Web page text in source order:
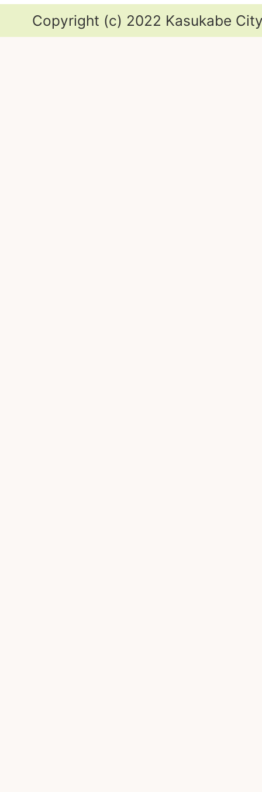
Copyright (c) 2022 Kasukabe